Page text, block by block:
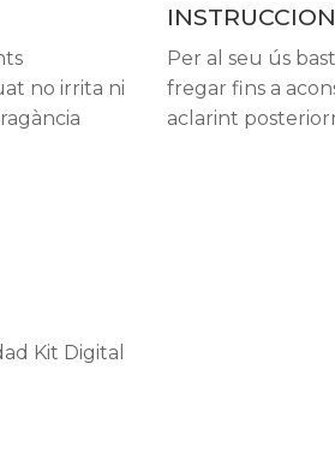
no irrita ni
Per al seu ús
fregar fins a
aclarint